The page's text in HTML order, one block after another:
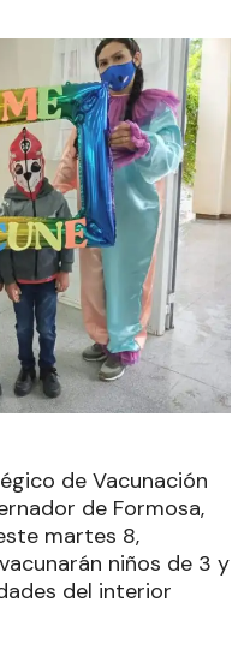
de Vacunación
de Formosa,
martes 8,
niños de 3 y
del interior